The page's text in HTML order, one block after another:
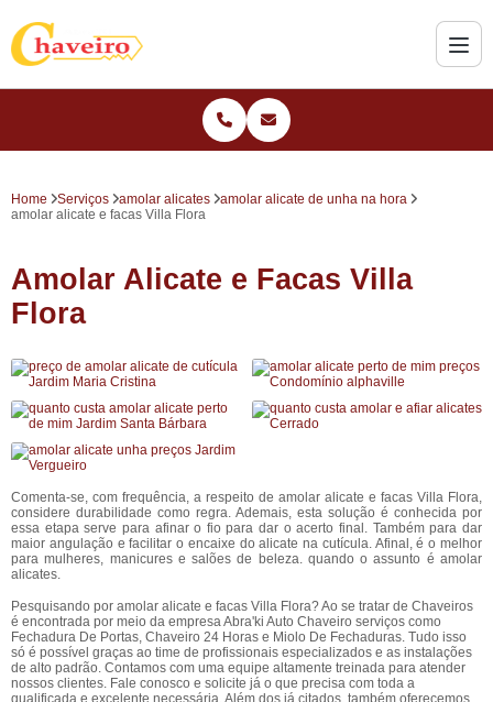
Home Serviços amolar alicates
amolar alicate de unha na hora
amolar alicate e facas Villa Flora
Amolar Alicate e Facas Villa
Flora
Comenta-se, com frequência, a respeito de amolar alicate e facas Villa Flora,
considere durabilidade como regra. Ademais, esta solução é conhecida por
essa etapa serve para afinar o fio para dar o acerto final. Também para dar
maior angulação e facilitar o encaixe do alicate na cutícula. Afinal, é o melhor
para mulheres, manicures e salões de beleza. quando o assunto é amolar
alicates.
Pesquisando por amolar alicate e facas Villa Flora? Ao se tratar de Chaveiros
é encontrada por meio da empresa Abra'ki Auto Chaveiro serviços como
Fechadura De Portas, Chaveiro 24 Horas e Miolo De Fechaduras. Tudo isso
só é possível graças ao time de profissionais especializados e as instalações
de alto padrão. Contamos com uma equipe altamente treinada para atender
nossos clientes. Fale conosco e solicite já o que precisa com toda a
qualificada e excelente necessária. Além dos já citados, também oferecemos